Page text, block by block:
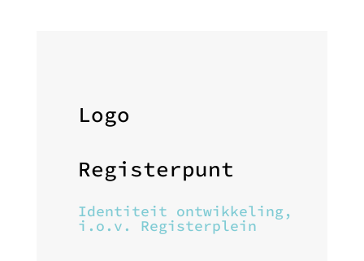
Logo
Registerpunt
Identiteit ontwikkeling,
i.o.v. Registerplein